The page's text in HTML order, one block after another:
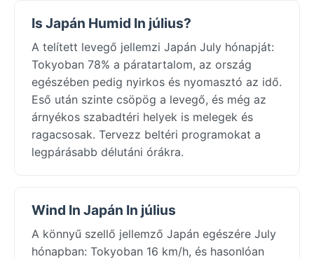
Is Japán Humid In július?
A telített levegő jellemzi Japán July hónapját:
Tokyoban 78% a páratartalom, az ország
egészében pedig nyirkos és nyomasztó az idő.
Eső után szinte csöpög a levegő, és még az
árnyékos szabadtéri helyek is melegek és
ragacsosak. Tervezz beltéri programokat a
legpárásabb délutáni órákra.
Wind In Japán In július
A könnyű szellő jellemző Japán egészére July
hónapban: Tokyoban 16 km/h, és hasonlóan